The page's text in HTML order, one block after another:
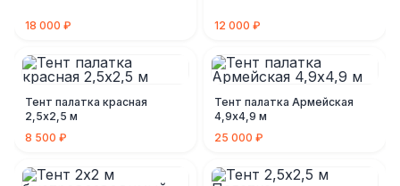
18 000 ₽ 12 000 ₽
Тент палатка красная
2,5х2,5 м
8 500 ₽
Тент палатка Армейская
4,9х4,9 м
25 000 ₽